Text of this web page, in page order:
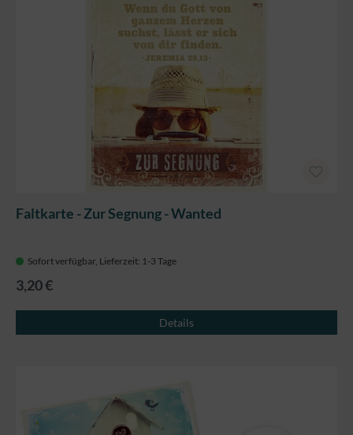
Faltkarte - Zur Segnung - Wanted
Sofort verfügbar, Lieferzeit: 1-3 Tage
3,20 €
Details